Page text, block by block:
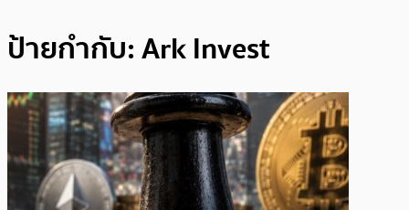
ป้ายกำกับ:Ark Invest